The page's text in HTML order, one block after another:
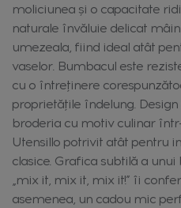
moliciunea și o capacitate
naturale învăluie delicat
umezeala, fiind ideal atât
vaselor. Bumbacul este
cu o întreținere
proprietățile îndelung. Design
broderia cu motiv culinar
Utensillo potrivit atât pentru
clasice. Grafica subtilă a
„mix it, mix it, mix it!” îi
asemenea, un cadou mic